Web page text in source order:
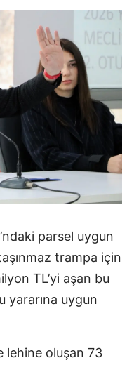
parsel uygun
trampa için
TL’yi aşan bu
yararına uygun
lehine oluşan 73